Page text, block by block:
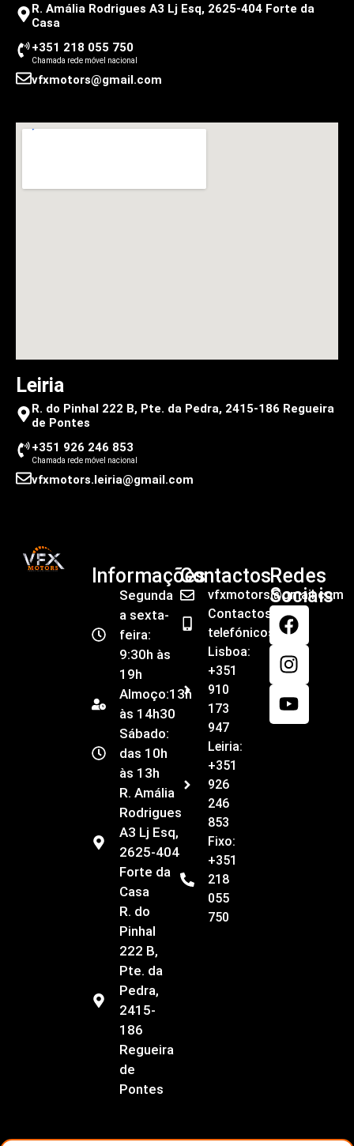
R. Amália Rodrigues A3 Lj Esq, 2625-404 Forte da
Casa
+351 218 055 750
Chamada rede móvel nacional
vfxmotors@gmail.com
Leiria
R. do Pinhal 222 B, Pte. da Pedra, 2415-186 Regueira
de Pontes
+351 926 246 853
Chamada rede móvel nacional
vfxmotors.leiria@gmail.com
Informações
Segunda
a sexta-
feira:
9:30h às
19h
Almoço:13h
às 14h30
Sábado:
das 10h
às 13h
R. Amália
Rodrigues
A3 Lj Esq,
2625-404
Forte da
Casa
R. do
Pinhal
222 B,
Pte. da
Pedra,
2415-
186
Regueira
de
Pontes
Contactos
vfxmotors@gmail.com
Contactos
telefónicos
Lisboa:
+351
910
173
947
Leiria:
+351
926
246
853
Fixo:
+351
218
055
750
Redes
Sociais